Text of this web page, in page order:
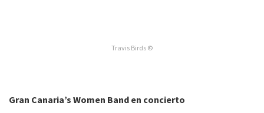
Travis Birds ©
Gran Canaria’s Women Band en concierto